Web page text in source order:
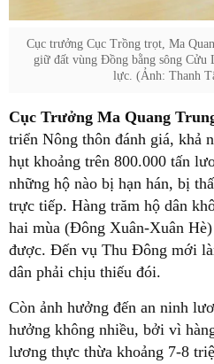
Cục trưởng Cục Trồng trọt, Ma
giữ đất vùng Đồng bằng sông Cửu
lực. (Ảnh: Thanh
Cục Trưởng Ma Quang
triển Nông thôn đánh giá, khả
hụt khoảng trên 800.000 tấn
những hộ nào bị hạn hán, bị
trực tiếp. Hàng trăm hộ dân
hai mùa (Đông Xuân-Xuân
được. Đến vụ Thu Đông mới
dân phải chịu thiếu đói.
Còn ảnh hưởng đến an ninh
hưởng không nhiều, bởi vì
lương thực thừa khoảng 7-8